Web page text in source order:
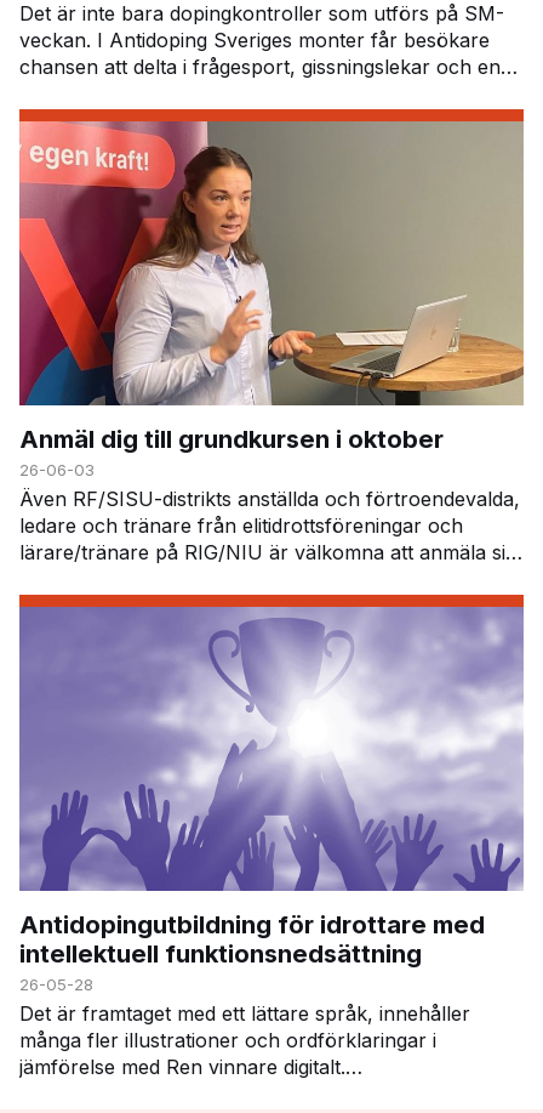
Det är inte bara dopingkontroller som utförs på SM-
veckan. I Antidoping Sveriges monter får besökare
chansen att delta i frågesport, gissningslekar och en
Anmäl dig till grundkursen i oktober
26-06-03
Även RF/SISU-distrikts anställda och förtroendevalda,
ledare och tränare från elitidrottsföreningar och
lärare/tränare på RIG/NIU är välkomna att anmäla sig.
Antidopingutbildning för idrottare med
intellektuell funktionsnedsättning
26-05-28
Det är framtaget med ett lättare språk, innehåller
många fler illustrationer och ordförklaringar i
jämförelse med Ren vinnare digitalt.